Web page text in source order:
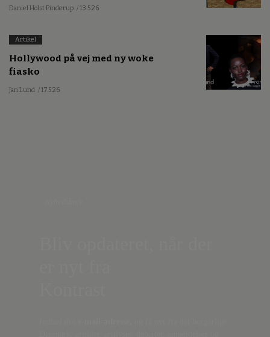
Daniel Holst Pinderup / 13.5.26
Artikel
Hollywood på vej med ny woke
fiasko
Jan Lund / 17.5.26